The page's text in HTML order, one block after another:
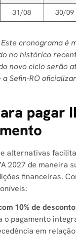
31/08 30/09
cronograma é
no histórico
novo ciclo serão
a Sefin-RO
pagar
alternativas
2027 de maneira
financeiras.
10% de
o pagamento
em